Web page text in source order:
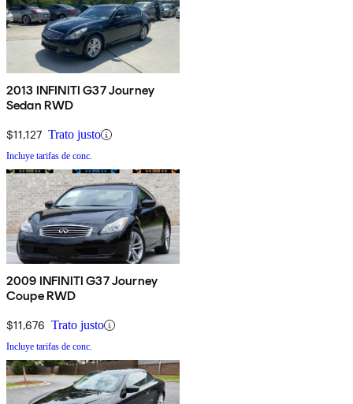
2013 INFINITI G37 Journey
Sedan RWD
$11,127 Trato justo
Incluye tarifas de conc.
2009 INFINITI G37 Journey
Coupe RWD
$11,676 Trato justo
Incluye tarifas de conc.